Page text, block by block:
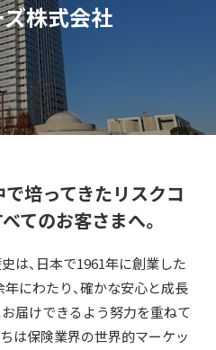
株式会社
培ってきたリスクコ
てのお客さまへ。
は、日本で1961年に創業した
にわたり、確かな安心と成長
届けできるよう努力を重ねて
は保険業界の世界的マーケッ